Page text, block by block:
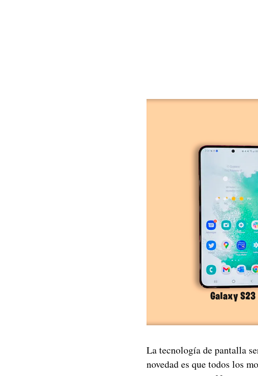
La tecnología de pantalla
novedad es que todos los